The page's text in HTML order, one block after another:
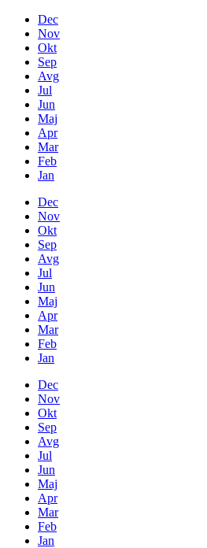
Dec
Nov
Okt
Sep
Avg
Jul
Jun
Maj
Apr
Mar
Feb
Jan
Dec
Nov
Okt
Sep
Avg
Jul
Jun
Maj
Apr
Mar
Feb
Jan
Dec
Nov
Okt
Sep
Avg
Jul
Jun
Maj
Apr
Mar
Feb
Jan